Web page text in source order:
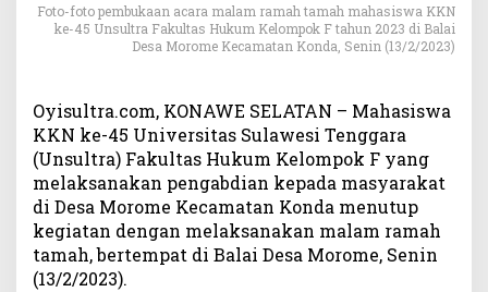
l
o
m
k
F
d
i
D
e
s
Foto-foto pembukaan acara malam ramah tamah mahasiswa KKN
ke-45 Unsultra Fakultas Hukum Kelompok F tahun 2023 di Balai
Desa Morome Kecamatan Konda, Senin (13/2/2023)
Oyisultra.com, KONAWE SELATAN – Mahasiswa
KKN ke-45 Universitas Sulawesi Tenggara
(Unsultra) Fakultas Hukum Kelompok F yang
melaksanakan pengabdian kepada masyarakat
di Desa Morome Kecamatan Konda menutup
kegiatan dengan melaksanakan malam ramah
tamah, bertempat di Balai Desa Morome, Senin
(13/2/2023).